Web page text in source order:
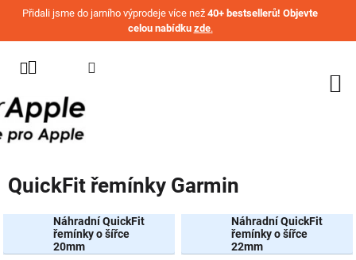
Přejít na obsah
Přidali jsme do jarního výprodeje více než 40+ bestsellerů! Objevte
celou nabídku zde.
IPHONE
MACBOOK
AIRPODS
AIRTAG
QuickFit řemínky Garmin
Náhradní QuickFit
řemínky o šířce
20mm
Náhradní QuickFit
řemínky o šířce
22mm